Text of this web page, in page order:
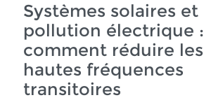
Systèmes solaires et
pollution électrique :
comment réduire les
hautes fréquences
transitoires